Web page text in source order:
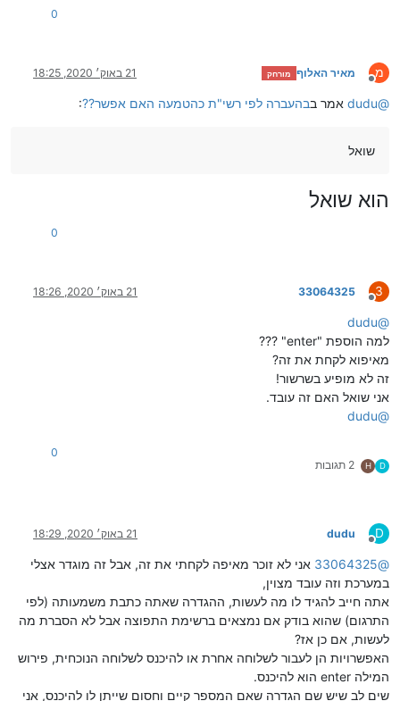
0
מ
מנותק
מאיר האלוף מורחק 21 באוק׳ 2020, 18:25
@
dudu אמר בבהעברה לפי רשי"ת כהטמעה האם אפשר??:
שואל
הוא שואל
0
3
מנותק
33064325 21 באוק׳ 2020, 18:26
@
dudu
למה הוספת "enter" ???
מאיפוא לקחת את זה?
זה לא מופיע בשרשור!
אני שואל האם זה עובד.
@
dudu
D
H 2 תגובות
0
D
מנותק
dudu 21 באוק׳ 2020, 18:29
@
33064325 אני לא זוכר מאיפה לקחתי את זה, אבל זה מוגדר אצלי
במערכת וזה עובד מצוין,
אתה חייב להגיד לו מה לעשות, ההגדרה שאתה כתבת משמעותה (לפי
התרגום) שהוא בודק אם נמצאים ברשימת התפוצה אבל לא הסברת מה
לעשות, אם כן אז?
האפשרויות הן לעבור לשלוחה אחרת או להיכנס לשלוחה הנוכחית, פירוש
המילה enter הוא להיכנס.
שים לב שיש שם הגדרה שאם המספר קיים וחסום שייתן לו להיכנס, אני